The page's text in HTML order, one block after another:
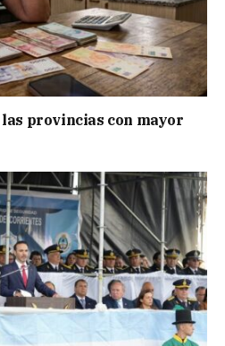
provincias con mayor